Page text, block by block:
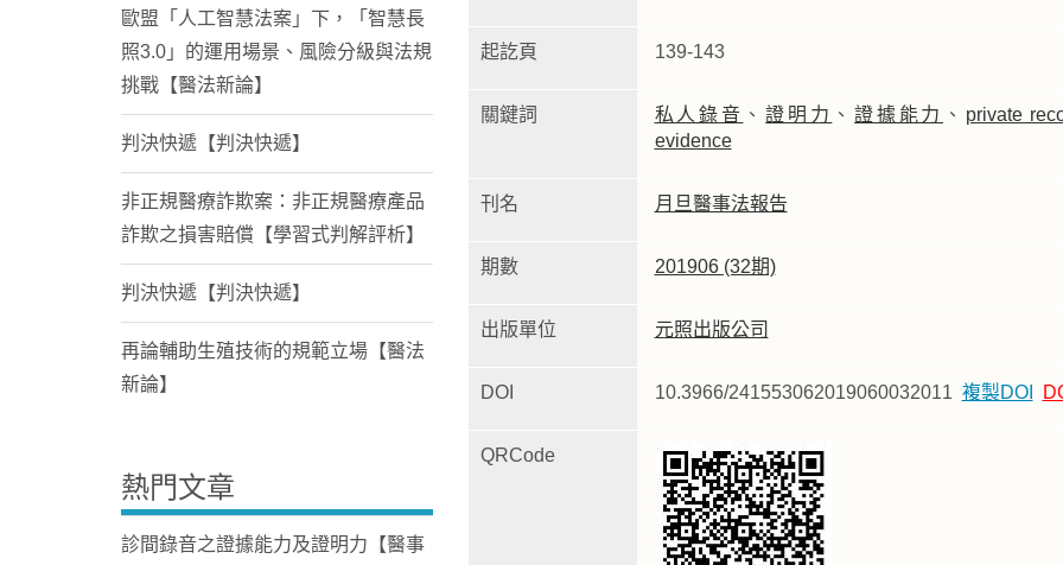
起訖頁 139-143
關鍵詞 私人錄音 、證明力 、證據能力 、 private
evidence
刊名 月旦醫事法報告
期數 201906 (32期)
出版單位 元照出版公司
DOI 10.3966/241553062019060032011 複製DOI
QRCode
歐盟「人工智慧法案」下，「智慧長
照3.0」的運用場景、風險分級與法規
挑戰【醫法新論】
判決快遞【判決快遞】
非正規醫療詐欺案：非正規醫療產品
詐欺之損害賠償【學習式判解評析】
判決快遞【判決快遞】
再論輔助生殖技術的規範立場【醫法
新論】
熱門文章
診間錄音之證據能力及證明力【醫事